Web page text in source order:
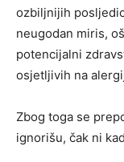
ozbiljnijih
neugodan miris,
potencijalni
osjetljivih na
Zbog toga se
ignorišu, čak ni